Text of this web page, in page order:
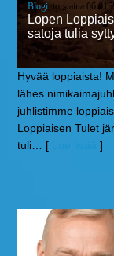
Blogi, torstaina
Lopen
satoja tulia
Hyvää loppiaista!
lähes
juhlistimme
Loppiaisen Tulet
tuli … [ ]